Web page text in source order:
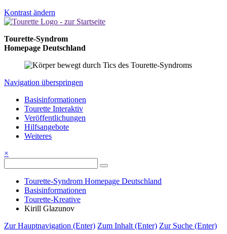
Kontrast ändern
Tourette-Syndrom
Homepage Deutschland
Navigation überspringen
Basisinformationen
Tourette Interaktiv
Veröffentlichungen
Hilfsangebote
Weiteres
×
Tourette-Syndrom Homepage Deutschland
Basisinformationen
Tourette-Kreative
Kirill Glazunov
Zur Hauptnavigation (Enter) Zum Inhalt (Enter) Zur Suche (Enter)